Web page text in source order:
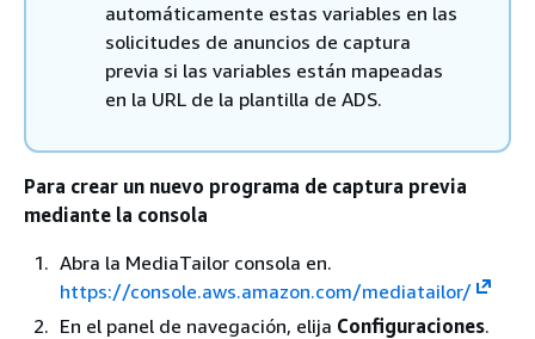
automáticamente estas variables en las
solicitudes de anuncios de captura
previa si las variables están mapeadas
en la URL de la plantilla de ADS.
Para crear un nuevo programa de captura previa
mediante la consola
Abra la MediaTailor consola en.
https://console.aws.amazon.com/mediatailor/
En el panel de navegación, elija Configuraciones.